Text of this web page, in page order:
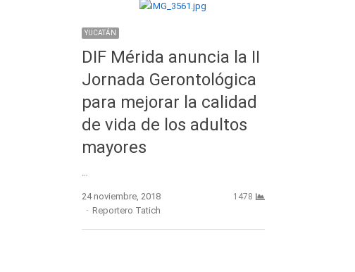
YUCATÁN
DIF Mérida anuncia la II
Jornada Gerontológica
para mejorar la calidad
de vida de los adultos
mayores
24 noviembre, 2018
Author
Reportero Tatich
1478